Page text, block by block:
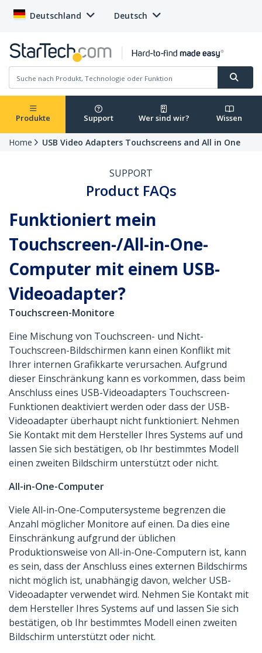
Deutschland Deutsch
Produkte Support Wer sind wir? Wissen
Home USB Video Adapters Touchscreens and All in One
SUPPORT
Product FAQs
Funktioniert mein
Touchscreen-/All-in-One-
Computer mit einem USB-
Videoadapter?
Touchscreen-Monitore
Eine Mischung von Touchscreen- und Nicht-
Touchscreen-Bildschirmen kann einen Konflikt mit
Ihrer internen Grafikkarte verursachen. Aufgrund
dieser Einschränkung kann es vorkommen, dass beim
Anschluss eines USB-Videoadapters Touchscreen-
Funktionen deaktiviert werden oder dass der USB-
Videoadapter überhaupt nicht funktioniert. Nehmen
Sie Kontakt mit dem Hersteller Ihres Systems auf und
lassen Sie sich bestätigen, ob Ihr bestimmtes Modell
einen zweiten Bildschirm unterstützt oder nicht.
All-in-One-Computer
Viele All-in-One-Computersysteme begrenzen die
Anzahl möglicher Monitore auf einen. Da dies eine
Einschränkung aufgrund der üblichen
Produktionsweise von All-in-One-Computern ist, kann
es sein, dass der Anschluss eines externen Bildschirms
nicht möglich ist, unabhängig davon, welcher USB-
Videoadapter verwendet wird. Nehmen Sie Kontakt mit
dem Hersteller Ihres Systems auf und lassen Sie sich
bestätigen, ob Ihr bestimmtes Modell einen zweiten
Bildschirm unterstützt oder nicht.